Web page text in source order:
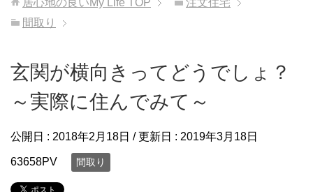
居心地の良いMy Life TOP
注文住宅
間取り
玄関が横向きってどうでしょ？
～実際に住んでみて～
公開日 : 2018年2月18日 / 更新日 : 2019年3月18日
63658PV 間取り